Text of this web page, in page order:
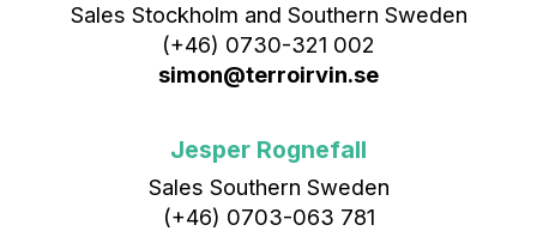
Sales Stockholm and Southern Sweden
(+46) 0730-321 002
simon@terroirvin.se
Jesper Rognefall
Sales Southern Sweden
(+46) 0703-063 781